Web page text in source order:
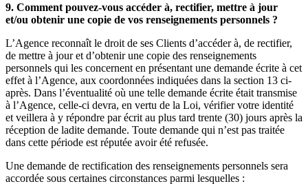
9. Comment pouvez-vous accéder à, rectifier, mettre à jour
et/ou obtenir une copie de vos renseignements personnels ?
L’Agence reconnaît le droit de ses Clients d’accéder à, de rectifier,
de mettre à jour et d’obtenir une copie des renseignements
personnels qui les concernent en présentant une demande écrite à cet
effet à l’Agence, aux coordonnées indiquées dans la section 13 ci-
après. Dans l’éventualité où une telle demande écrite était transmise
à l’Agence, celle-ci devra, en vertu de la Loi, vérifier votre identité
et veillera à y répondre par écrit au plus tard trente (30) jours après la
réception de ladite demande. Toute demande qui n’est pas traitée
dans cette période est réputée avoir été refusée.
Une demande de rectification des renseignements personnels sera
accordée sous certaines circonstances parmi lesquelles :